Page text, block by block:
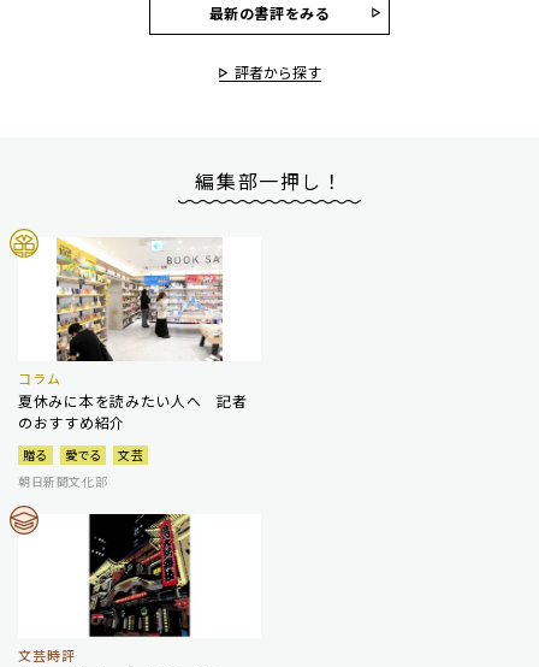
最新の書評をみる
評者から探す
編集部一押し！
コラム
夏休みに本を読みたい人へ 記者
のおすすめ紹介
贈る 愛でる
文芸
朝日新聞文化部
文芸時評